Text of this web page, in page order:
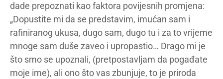
dade prepoznati kao faktora povijesnih promjena:
„Dopustite mi da se predstavim, imućan sam i
rafiniranog ukusa, dugo sam, dugo tu i za to vrijeme
mnoge sam duše zaveo i upropastio… Drago mi je
što smo se upoznali, (pretpostavljam da pogađate
moje ime), ali ono što vas zbunjuje, to je priroda